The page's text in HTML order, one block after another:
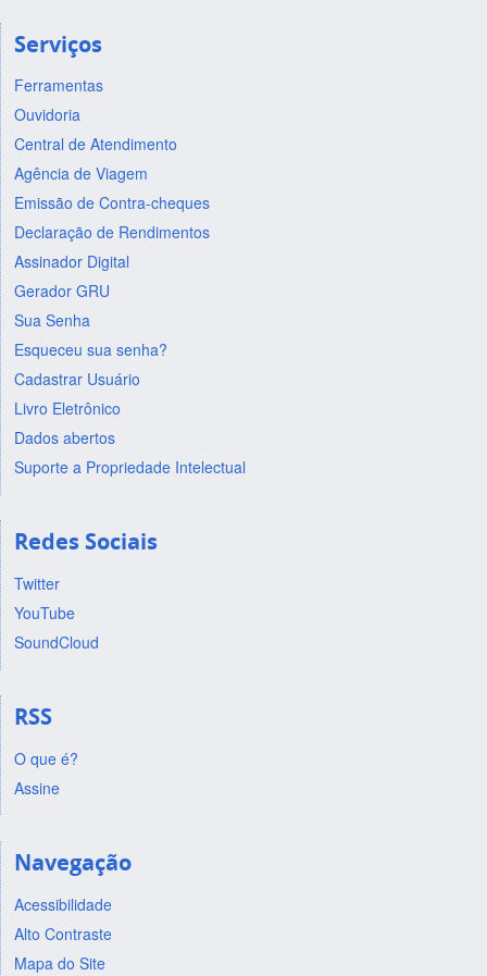
Serviços
Ferramentas
Ouvidoria
Central de Atendimento
Agência de Viagem
Emissão de Contra-cheques
Declaração de Rendimentos
Assinador Digital
Gerador GRU
Sua Senha
Esqueceu sua senha?
Cadastrar Usuário
Livro Eletrônico
Dados abertos
Suporte a Propriedade Intelectual
Redes Sociais
Twitter
YouTube
SoundCloud
RSS
O que é?
Assine
Navegação
Acessibilidade
Alto Contraste
Mapa do Site